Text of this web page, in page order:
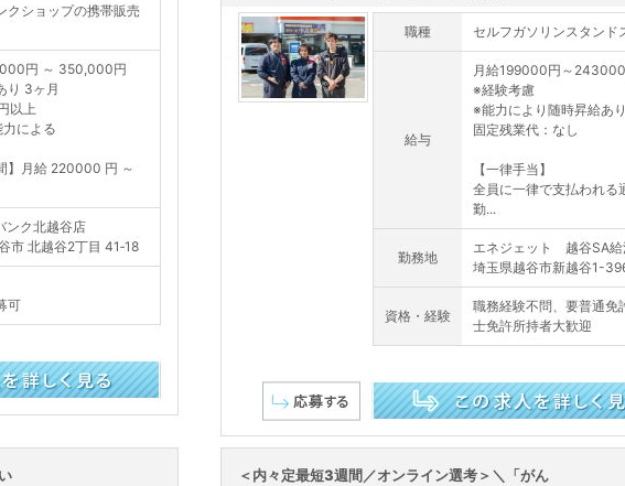
クショップの携帯販売
円 ～ 350,000円
り 3ヶ月
以上
による
】月給 220000 円 ～
ンク北越谷店
市 北越谷2丁目 41‐18
可
職種 セルフガソリンスタンド
給与
月給199000円～
※経験考慮
※能力により随時昇給あり
固定残業代：なし
【一律手当】
全員に一律で支払われる
勤...
勤務地
エネジェット 越谷SA給
埼玉県越谷市新越谷1-
資格・経験
職務経験不問、要普通免
士免許所持者大歓迎
＜内々定最短3週間／オンライン選考＞＼「がん